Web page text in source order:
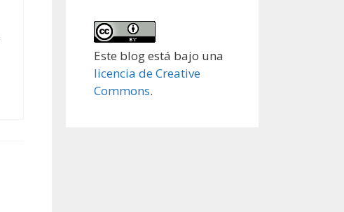
Este blog está bajo una
licencia de Creative
Commons.